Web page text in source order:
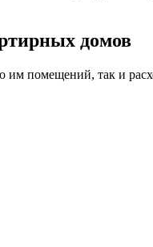
домов
помещений, так и